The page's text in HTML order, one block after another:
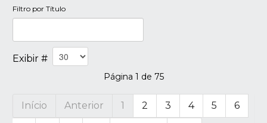
Filtro por Título
Exibir #
Página 1 de 75
Início Anterior 1 2 3 4 5 6